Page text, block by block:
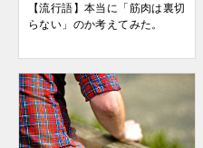
【流行語】本当に「筋肉は裏切
らない」のか考えてみた。